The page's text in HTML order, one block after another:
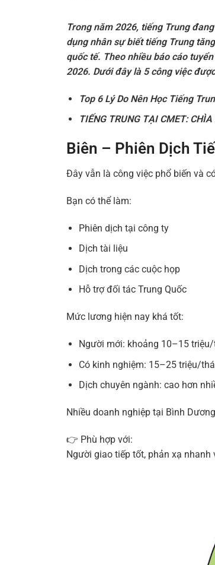
Trong năm 2026, tiếng Trung
dụng nhân sự biết tiếng Trung
quốc tế. Theo nhiều báo cáo
2026. Dưới đây là 5 công việc
Top 6 Lý Do Nên Học Tiếng
TIẾNG TRUNG TẠI CMET:
Biên – Phiên Dịch
Đây vẫn là công việc phổ biến và
Bạn có thể làm:
Phiên dịch tại công ty
Dịch tài liệu
Dịch trong các cuộc họp
Hỗ trợ đối tác Trung Quốc
Mức lương hiện nay khá tốt:
Người mới: khoảng 10–15
Có kinh nghiệm: 15–25 triệu/
Dịch chuyên ngành: cao hơn
Nhiều doanh nghiệp tại Bình
👉 Phù hợp với:
Người giao tiếp tốt, phản xạ